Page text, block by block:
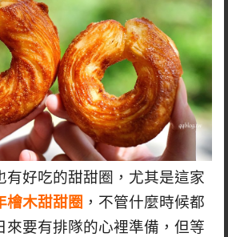
有好吃的甜甜圈，尤其是這家
檜木甜甜圈 ，不管什麼時候都
來要有排隊的心裡準備，但等